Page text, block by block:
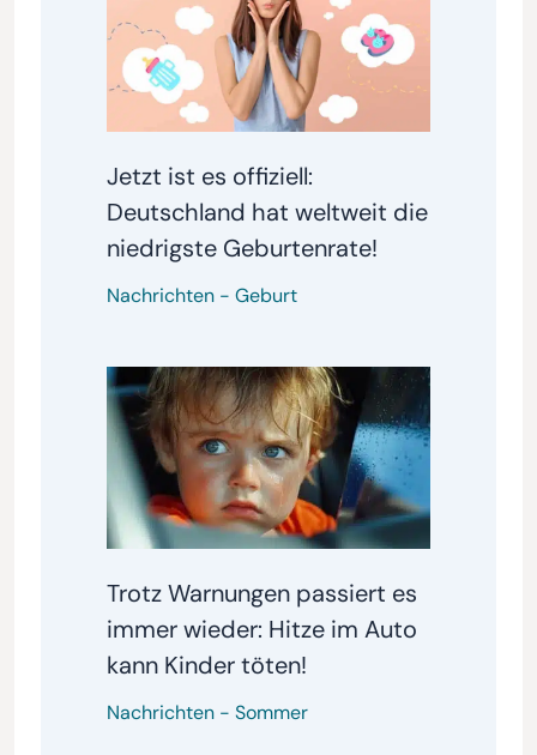
Jetzt ist es offiziell:
Deutschland hat weltweit die
niedrigste Geburtenrate!
Nachrichten- Geburt
Trotz Warnungen passiert es
immer wieder: Hitze im Auto
kann Kinder töten!
Nachrichten- Sommer